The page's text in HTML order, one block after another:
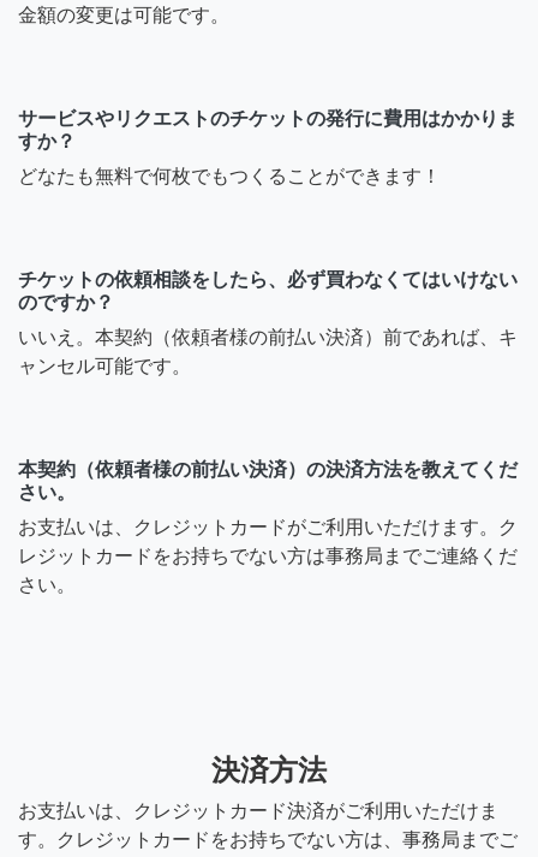
金額の変更は可能です。
サービスやリクエストのチケットの発行に費用はかかりま
すか？
どなたも無料で何枚でもつくることができます！
チケットの依頼相談をしたら、必ず買わなくてはいけない
のですか？
いいえ。本契約（依頼者様の前払い決済）前であれば、キ
ャンセル可能です。
本契約（依頼者様の前払い決済）の決済方法を教えてくだ
さい。
お支払いは、クレジットカードがご利用いただけます。ク
レジットカードをお持ちでない方は事務局までご連絡くだ
さい。
決済方法
お支払いは、クレジットカード決済がご利用いただけま
す。クレジットカードをお持ちでない方は、事務局までご